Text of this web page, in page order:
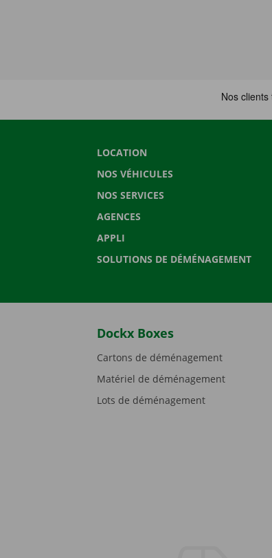
LOCATION
NOS VÉHICULES
NOS SERVICES
AGENCES
APPLI
SOLUTIONS DE DÉMÉNAGEMENT
Dockx Boxes
Cartons de déménagement
Matériel de déménagement
Lots de déménagement